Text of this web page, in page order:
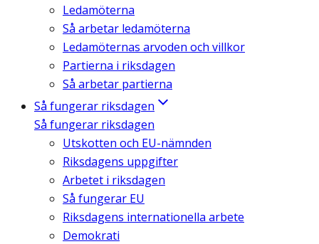
Ledamöterna
Så arbetar ledamöterna
Ledamöternas arvoden och villkor
Partierna i riksdagen
Så arbetar partierna
Så fungerar riksdagen
Så fungerar riksdagen
Utskotten och EU-nämnden
Riksdagens uppgifter
Arbetet i riksdagen
Så fungerar EU
Riksdagens internationella arbete
Demokrati